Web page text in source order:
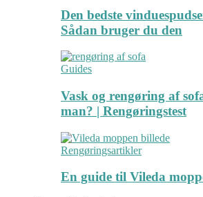
Den bedste
Sådan bruger du den
Guides
Vask og rengøring af
man? | Rengøringstest
Rengøringsartikler
En guide til Vileda